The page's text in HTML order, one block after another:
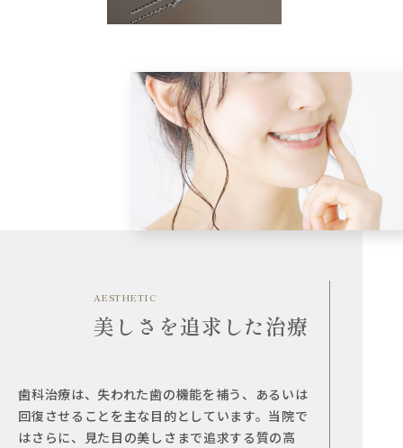
AESTHETIC
美しさを追求した治療
歯科治療は、失われた歯の機能を補う、あるいは
回復させることを主な目的としています。当院で
はさらに、見た目の美しさまで追求する質の高